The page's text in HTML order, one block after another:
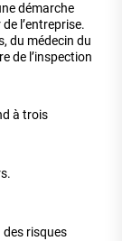
démarche
l’entreprise.
du médecin du
de l’inspection
à trois
risques